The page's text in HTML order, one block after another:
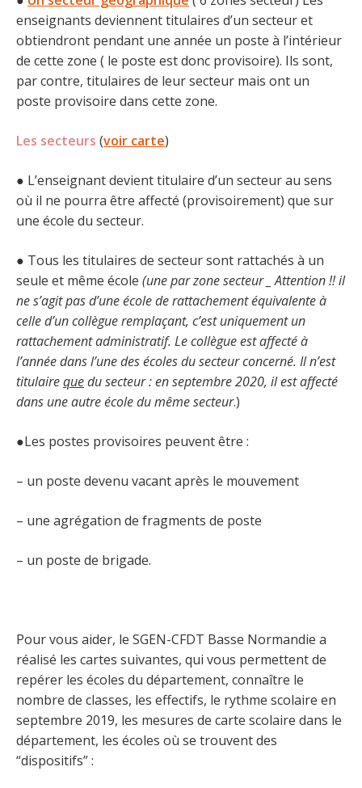
enseignants deviennent titulaires d’un secteur et
obtiendront pendant une année un poste à l’intérieur
de cette zone ( le poste est donc provisoire). Ils sont,
par contre, titulaires de leur secteur mais ont un
poste provisoire dans cette zone.
Les secteurs (voir carte)
● L’enseignant devient titulaire d’un secteur au sens
où il ne pourra être affecté (provisoirement) que sur
une école du secteur.
● Tous les titulaires de secteur sont rattachés à un
seule et même école (une par zone secteur _ Attention !! il
ne s’agit pas d’une école de rattachement équivalente à
celle d’un collègue remplaçant, c’est uniquement un
rattachement administratif. Le collègue est affecté à
l’année dans l’une des écoles du secteur concerné. Il n’est
titulairequedu secteur : en septembre 2020, il est affecté
dans une autre école du même secteur.)
●Les postes provisoires peuvent être :
– un poste devenu vacant après le mouvement
– une agrégation de fragments de poste
– un poste de brigade.
Pour vous aider, le SGEN-CFDT Basse Normandie a
réalisé les cartes suivantes, qui vous permettent de
repérer les écoles du département, connaître le
nombre de classes, les effectifs, le rythme scolaire en
septembre 2019, les mesures de carte scolaire dans le
département, les écoles où se trouvent des
“dispositifs” :